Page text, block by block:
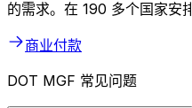
的需求。在 190 多个国家安
商业付款
DOT MGF 常见问题